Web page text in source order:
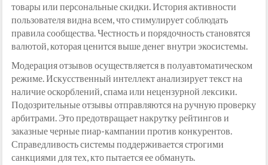
товары или персональные скидки. История активности
пользователя видна всем, что стимулирует соблюдать
правила сообщества. Честность и порядочность становятся
валютой, которая ценится выше денег внутри экосистемы.
Модерация отзывов осуществляется в полуавтоматическом
режиме. Искусственный интеллект анализирует текст на
наличие оскорблений, спама или нецензурной лексики.
Подозрительные отзывы отправляются на ручную проверку
арбитрами. Это предотвращает накрутку рейтингов и
заказные черные пиар-кампании против конкурентов.
Справедливость системы поддерживается строгими
санкциями для тех, кто пытается ее обмануть.